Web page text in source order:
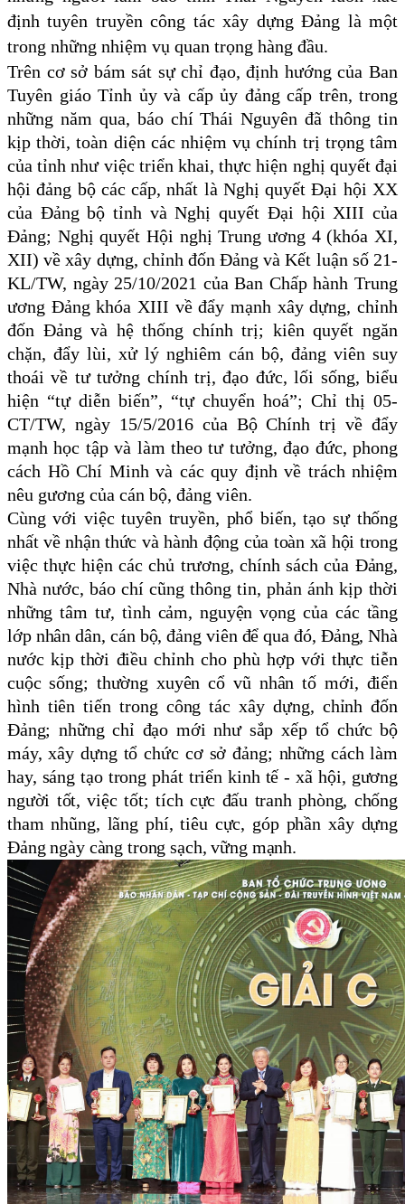
định tuyên truyền công tác xây dựng Đảng là một
trong những nhiệm vụ quan trọng hàng đầu.
Trên cơ sở bám sát sự chỉ đạo, định hướng của Ban
Tuyên giáo Tỉnh ủy và cấp ủy đảng cấp trên, trong
những năm qua, báo chí Thái Nguyên đã thông tin
kịp thời, toàn diện các nhiệm vụ chính trị trọng tâm
của tỉnh như việc triển khai, thực hiện nghị quyết đại
hội đảng bộ các cấp, nhất là Nghị quyết Đại hội XX
của Đảng bộ tỉnh và Nghị quyết Đại hội XIII của
Đảng; Nghị quyết Hội nghị Trung ương 4 (khóa XI,
XII) về xây dựng, chỉnh đốn Đảng và Kết luận số 21-
KL/TW, ngày 25/10/2021 của Ban Chấp hành Trung
ương Đảng khóa XIII về đẩy mạnh xây dựng, chỉnh
đốn Đảng và hệ thống chính trị; kiên quyết ngăn
chặn, đẩy lùi, xử lý nghiêm cán bộ, đảng viên suy
thoái về tư tưởng chính trị, đạo đức, lối sống, biểu
hiện “tự diễn biến”, “tự chuyển hoá”; Chỉ thị 05-
CT/TW, ngày 15/5/2016 của Bộ Chính trị về đẩy
mạnh học tập và làm theo tư tưởng, đạo đức, phong
cách Hồ Chí Minh và các quy định về trách nhiệm
nêu gương của cán bộ, đảng viên.
Cùng với việc tuyên truyền, phổ biến, tạo sự thống
nhất về nhận thức và hành động của toàn xã hội trong
việc thực hiện các chủ trương, chính sách của Đảng,
Nhà nước, báo chí cũng thông tin, phản ánh kịp thời
những tâm tư, tình cảm, nguyện vọng của các tầng
lớp nhân dân, cán bộ, đảng viên để qua đó, Đảng, Nhà
nước kịp thời điều chỉnh cho phù hợp với thực tiễn
cuộc sống; thường xuyên cổ vũ nhân tố mới, điển
hình tiên tiến trong công tác xây dựng, chỉnh đốn
Đảng; những chỉ đạo mới như sắp xếp tổ chức bộ
máy, xây dựng tổ chức cơ sở đảng; những cách làm
hay, sáng tạo trong phát triển kinh tế - xã hội, gương
người tốt, việc tốt; tích cực đấu tranh phòng, chống
tham nhũng, lãng phí, tiêu cực, góp phần xây dựng
Đảng ngày càng trong sạch, vững mạnh.